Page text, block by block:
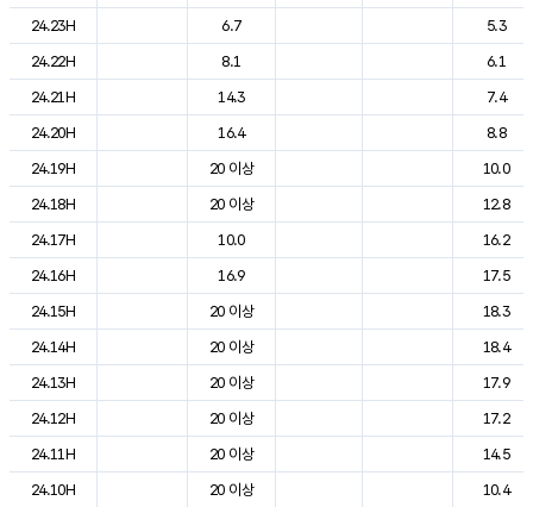
24.23H
6.7
5.3
24.22H
8.1
6.1
24.21H
14.3
7.4
24.20H
16.4
8.8
24.19H
20 이상
10.0
24.18H
20 이상
12.8
24.17H
10.0
16.2
24.16H
16.9
17.5
24.15H
20 이상
18.3
24.14H
20 이상
18.4
24.13H
20 이상
17.9
24.12H
20 이상
17.2
24.11H
20 이상
14.5
24.10H
20 이상
10.4